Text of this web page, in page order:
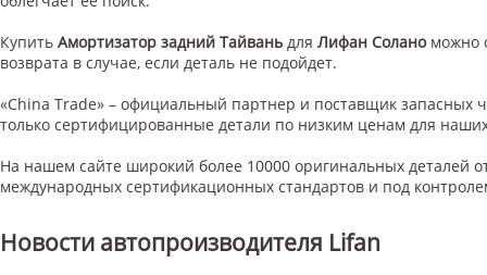
Купить Амортизатор задний Тайвань для Лифан Солано можно
возврата в случае, если деталь не подойдет.
«China Trade» – официальный партнер и поставщик запасных
только сертифицированные детали по низким ценам для
На нашем сайте широкий более 10000 оригинальных деталей
международных сертификационных стандартов и под
Новости автопроизводителя Lifan